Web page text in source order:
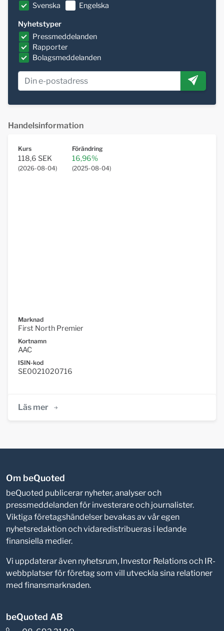
Svenska
Engelska
Nyhetstyper
Pressmeddelanden
Rapporter
Bolagsmeddelanden
Handelsinformation
Kurs
118,6 SEK
(2026-08-04)
Förändring
16,96%
(2025-08-04)
Marknad
First North Premier
Kortnamn
AAC
ISIN-kod
SE0021020716
Läs mer
Om beQuoted
beQuoted publicerar nyheter, analyser och
pressmeddelanden för investerare och journalister.
Viktiga företagshändelser bevakas av vår egen
nyhetsredaktion och vidaredistribueras i ledande
finansiella medier.
Vi uppdaterar även nyhetsrum, Investor Relations och IR-
webbplatser för företag som vill utveckla sina relationer
med finansmarknaden.
beQuoted AB